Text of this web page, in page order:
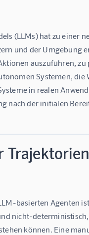
(LLMs) hat zu einer
und der Umgebung
auszuführen,
Systemen,
in realen
nach der initialen
basierten Agenten
nicht-
können. Eine